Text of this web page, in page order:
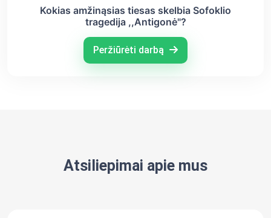
Kokias amžinąsias tiesas skelbia Sofoklio
tragedija ,,Antigonė"?
Peržiūrėti darbą
Atsiliepimai apie mus